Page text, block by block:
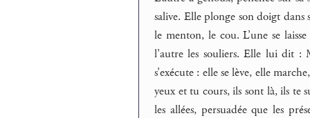
salive. Elle plonge son doigt
le menton, le cou. L’une se
l’autre les souliers. Elle lui dit :
s’exécute : elle se lève, elle
yeux et tu cours, ils sont là, ils te
les allées, persuadée que les